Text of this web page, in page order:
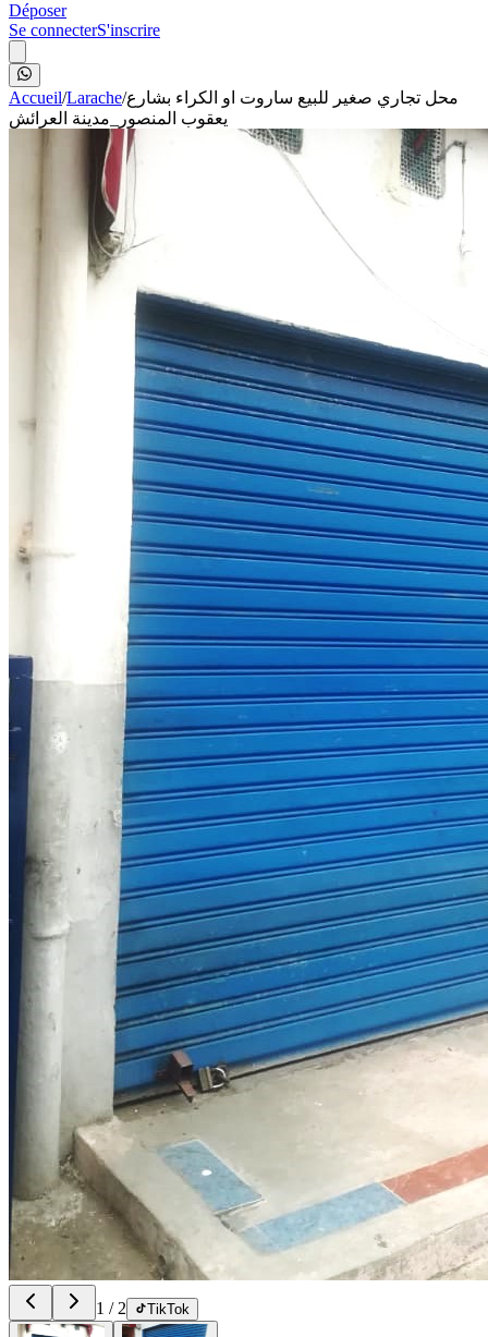
Déposer
Se connecterS'inscrire
Accueil/Larache/محل تجاري صغير للبيع ساروت او الكراء بشارع
يعقوب المنصور_مدينة العرائش
1 / 2 TikTok